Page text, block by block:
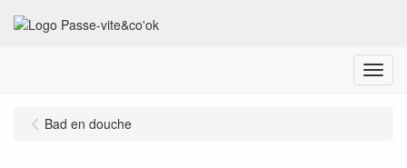
Menu
Bad en douche